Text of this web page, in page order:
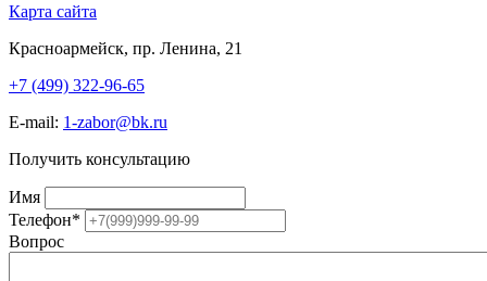
Карта сайта
Красноармейск, пр. Ленина, 21
+7 (499) 322-96-65
E-mail: 1-zabor@bk.ru
Получить консультацию
Имя
Телефон*
Вопрос